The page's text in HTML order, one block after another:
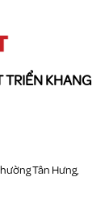
KHANG
Tân Hưng,